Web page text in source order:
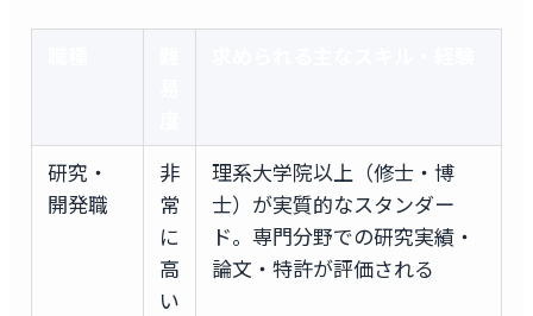
研究・
開発職
非
常
に
高
い
理系大学院以上（修士・博
士）が実質的なスタンダー
ド。専門分野での研究実績・
論文・特許が評価される